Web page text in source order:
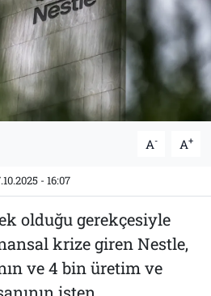
A- A+
- 16:07
olduğu gerekçesiyle
krize giren Nestle,
ve 4 bin üretim ve
işten